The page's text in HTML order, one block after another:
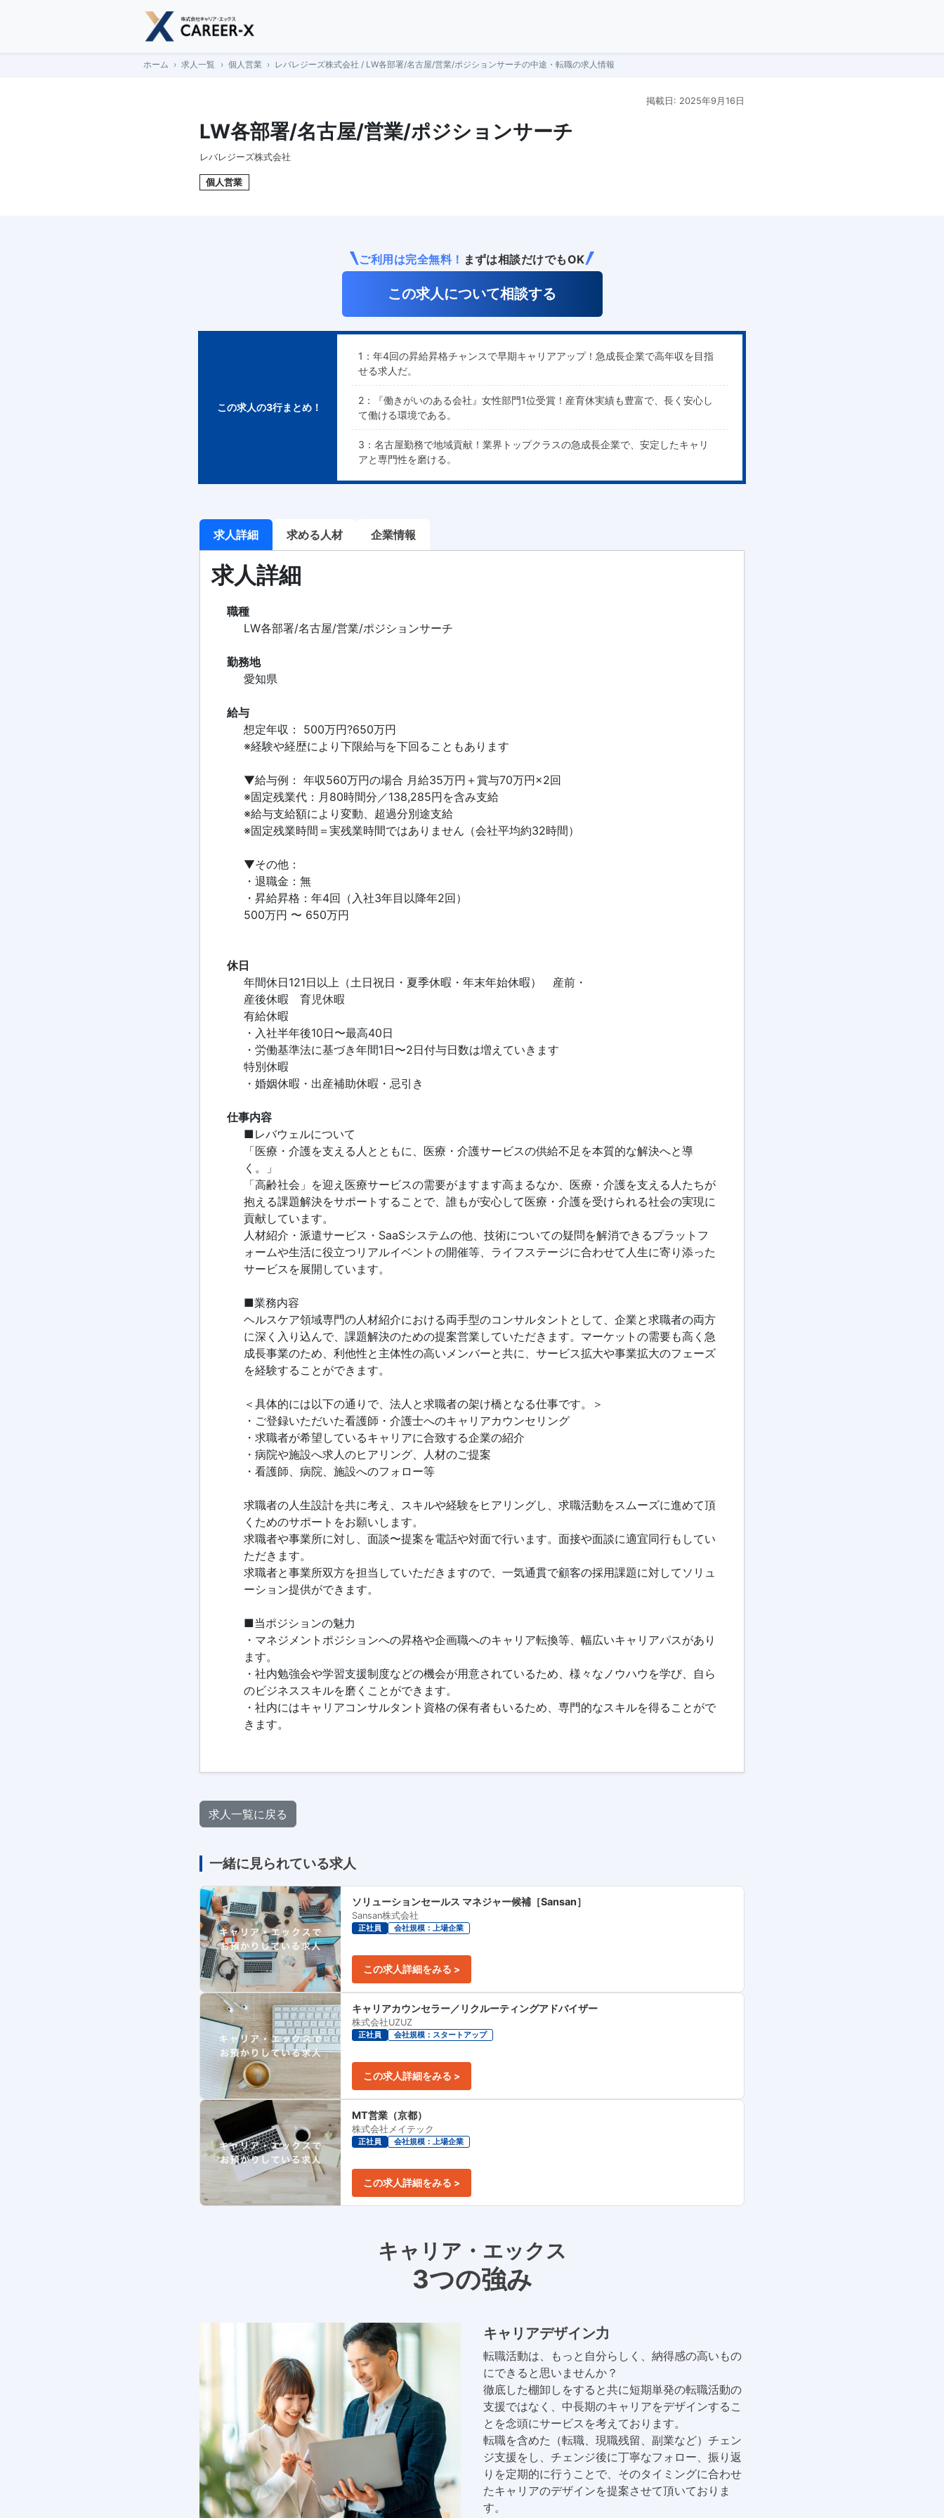
ホーム 求人一覧 個人営業 レバレジーズ株式会社 / LW各部署/名古屋/営業/ポジションサーチの中途・転職の求人情報
掲載日: 2025年9月16日
LW各部署/名古屋/営業/ポジションサーチ
レバレジーズ株式会社
個人営業
ご利用は完全無料！ まずは相談だけでもOK
この求人について相談する
この求人の3行まとめ！
1：年4回の昇給昇格チャンスで早期キャリアアップ！急成長企業で高年収を目指
せる求人だ。
2：『働きがいのある会社』女性部門1位受賞！産育休実績も豊富で、長く安心し
て働ける環境である。
3：名古屋勤務で地域貢献！業界トップクラスの急成長企業で、安定したキャリ
アと専門性を磨ける。
求人詳細 求める人材 企業情報
求人詳細
職種
LW各部署/名古屋/営業/ポジションサーチ
勤務地
愛知県
給与
想定年収： 500万円?650万円
※経験や経歴により下限給与を下回ることもあります
▼給与例： 年収560万円の場合 月給35万円＋賞与70万円×2回
※固定残業代：月80時間分／138,285円を含み支給
※給与支給額により変動、超過分別途支給
※固定残業時間＝実残業時間ではありません（会社平均約32時間）
▼その他：
・退職金：無
・昇給昇格：年4回（入社3年目以降年2回）
500万円 〜 650万円
休日
年間休日121日以上（土日祝日・夏季休暇・年末年始休暇） 産前・
産後休暇 育児休暇
有給休暇
・入社半年後10日〜最高40日
・労働基準法に基づき年間1日〜2日付与日数は増えていきます
特別休暇
・婚姻休暇・出産補助休暇・忌引き
仕事内容
■レバウェルについて
「医療・介護を支える人とともに、医療・介護サービスの供給不足を本質的な解決へと導
く。」
「高齢社会」を迎え医療サービスの需要がますます高まるなか、医療・介護を支える人たちが
抱える課題解決をサポートすることで、誰もが安心して医療・介護を受けられる社会の実現に
貢献しています。
人材紹介・派遣サービス・SaaSシステムの他、技術についての疑問を解消できるプラットフ
ォームや生活に役立つリアルイベントの開催等、ライフステージに合わせて人生に寄り添った
サービスを展開しています。
■業務内容
ヘルスケア領域専門の人材紹介における両手型のコンサルタントとして、企業と求職者の両方
に深く入り込んで、課題解決のための提案営業していただきます。マーケットの需要も高く急
成長事業のため、利他性と主体性の高いメンバーと共に、サービス拡大や事業拡大のフェーズ
を経験することができます。
＜具体的には以下の通りで、法人と求職者の架け橋となる仕事です。＞
・ご登録いただいた看護師・介護士へのキャリアカウンセリング
・求職者が希望しているキャリアに合致する企業の紹介
・病院や施設へ求人のヒアリング、人材のご提案
・看護師、病院、施設へのフォロー等
求職者の人生設計を共に考え、スキルや経験をヒアリングし、求職活動をスムーズに進めて頂
くためのサポートをお願いします。
求職者や事業所に対し、面談〜提案を電話や対面で行います。面接や面談に適宜同行もしてい
ただきます。
求職者と事業所双方を担当していただきますので、一気通貫で顧客の採用課題に対してソリュ
ーション提供ができます。
■当ポジションの魅力
・マネジメントポジションへの昇格や企画職へのキャリア転換等、幅広いキャリアパスがあり
ます。
・社内勉強会や学習支援制度などの機会が用意されているため、様々なノウハウを学び、自ら
のビジネススキルを磨くことができます。
・社内にはキャリアコンサルタント資格の保有者もいるため、専門的なスキルを得ることがで
きます。
求人一覧に戻る
一緒に見られている求人
ソリューションセールス マネジャー候補［Sansan］
Sansan株式会社
正社員 会社規模：上場企業
この求人詳細をみる >
キャリアカウンセラー／リクルーティングアドバイザー
株式会社UZUZ
正社員 会社規模：スタートアップ
この求人詳細をみる >
MT営業（京都）
株式会社メイテック
正社員 会社規模：上場企業
この求人詳細をみる >
キャリア・エックス
3つの強み
キャリアデザイン力
転職活動は、もっと自分らしく、納得感の高いもの
にできると思いませんか？
徹底した棚卸しをすると共に短期単発の転職活動の
支援ではなく、中長期のキャリアをデザインするこ
とを念頭にサービスを考えております。
転職を含めた（転職、現職残留、副業など）チェン
ジ支援をし、チェンジ後に丁寧なフォロー、振り返
りを定期的に行うことで、そのタイミングに合わせ
たキャリアのデザインを提案させて頂いておりま
す。